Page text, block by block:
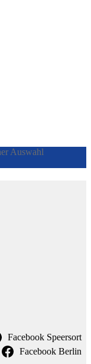
Auswahl
Facebook Speersort
Facebook Berlin